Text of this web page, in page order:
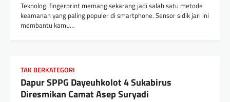
Teknologi fingerprint memang sekarang jadi salah satu metode
keamanan yang paling populer di smartphone. Sensor sidik jari ini
membantu kamu…
TAK BERKATEGORI
Dapur SPPG Dayeuhkolot 4 Sukabirus
Diresmikan Camat Asep Suryadi